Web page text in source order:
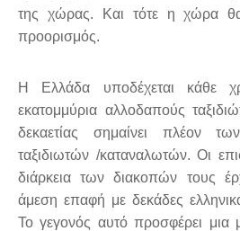
της χώρας. Και τότε η χώρα θα
προορισμός.
Η Ελλάδα υποδέχεται κάθε
εκατομμύρια αλλοδαπούς
δεκαετίας σημαίνει πλέον
ταξιδιωτών /καταναλωτών. Οι
διάρκεια των διακοπών τους
άμεση επαφή με δεκάδες
Το γεγονός αυτό προσφέρει μια